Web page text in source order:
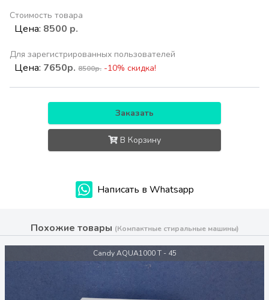
Стоимость товара
Цена: 8500 р.
Для зарегистрированных пользователей
Цена: 7650р. 8500р. -10% скидка!
Заказать
В Корзину
Написать в Whatsapp
Похожие товары (Компактные стиральные машины)
Candy AQUA1000 T - 45